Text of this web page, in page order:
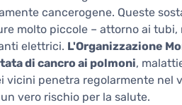
cancerogene. Queste
molto piccole – attorno ai
elettrici. L'Organizzazione
di cancro ai polmoni,
vicini penetra regolarmente nel
vero rischio per la salute.